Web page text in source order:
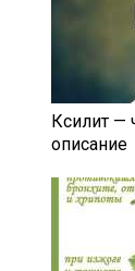
Ксилит —
описание